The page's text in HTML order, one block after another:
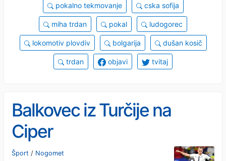
pokalno tekmovanje cska sofija
miha trdan pokal ludogorec
lokomotiv plovdiv bolgarija dušan kosič
trdan objavi tvitaj
Balkovec iz Turčije na
Ciper
Šport / Nogomet